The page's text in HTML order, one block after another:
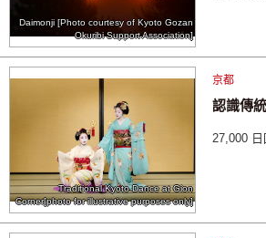
Daimonji [Photo courtesy of Kyoto Gozan
Okuribi Support Association]
Traditional Kyoto Dance at Gion
Corner[photo for illustrative purposes only]
京都
認識傳
27,000